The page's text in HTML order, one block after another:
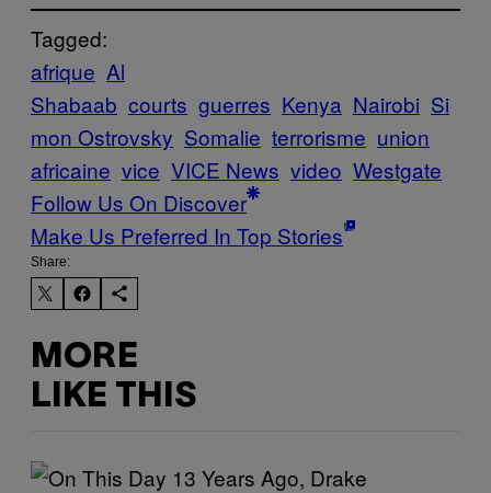
Tagged:
afrique Al
Shabaab courts guerres Kenya Nairobi Si
mon Ostrovsky Somalie terrorisme union
africaine vice VICE News video Westgate
Follow Us On Discover
Make Us Preferred In Top Stories
Share:
MORE
LIKE THIS